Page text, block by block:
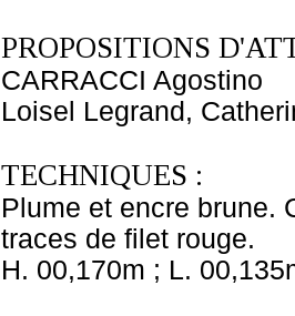
PROPOSITIONS
CARRACCI Agostino
Loisel Legrand,
TECHNIQUES :
Plume et encre brune.
traces de filet rouge.
H. 00,170m ; L.